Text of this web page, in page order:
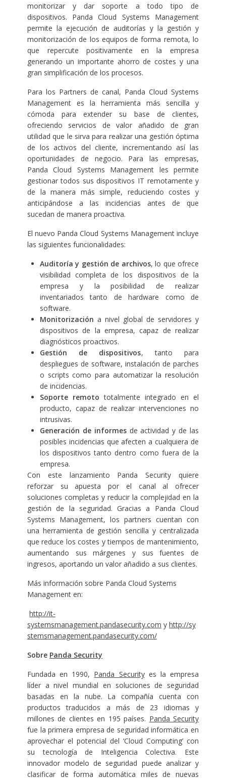
monitorizar y dar soporte a todo tipo de
dispositivos. Panda Cloud Systems Management
permite la ejecución de auditorías y la gestión y
monitorización de los equipos de forma remota, lo
que repercute positivamente en la empresa
generando un importante ahorro de costes y una
gran simplificación de los procesos.
Para los Partners de canal, Panda Cloud Systems
Management es la herramienta más sencilla y
cómoda para extender su base de clientes,
ofreciendo servicios de valor añadido de gran
utilidad que le sirva para realizar una gestión óptima
de los activos del cliente, incrementando así las
oportunidades de negocio. Para las empresas,
Panda Cloud Systems Management les permite
gestionar todos sus dispositivos IT remotamente y
de la manera más simple, reduciendo costes y
anticipándose a las incidencias antes de que
sucedan de manera proactiva.
El nuevo Panda Cloud Systems Management incluye
las siguientes funcionalidades:
Auditoría y gestión de archivos, lo que ofrece
visibilidad completa de los dispositivos de la
empresa y la posibilidad de realizar
inventariados tanto de hardware como de
software.
Monitorización a nivel global de servidores y
dispositivos de la empresa, capaz de realizar
diagnósticos proactivos.
Gestión de dispositivos, tanto para
despliegues de software, instalación de parches
o scripts como para automatizar la resolución
de incidencias.
Soporte remoto totalmente integrado en el
producto, capaz de realizar intervenciones no
intrusivas.
Generación de informesde actividad y de las
posibles incidencias que afecten a cualquiera de
los dispositivos tanto dentro como fuera de la
empresa.
Con este lanzamiento Panda Security quiere
reforzar su apuesta por el canal al ofrecer
soluciones completas y reducir la complejidad en la
gestión de la seguridad. Gracias a Panda Cloud
Systems Management, los partners cuentan con
una herramienta de gestión sencilla y centralizada
que reduce los costes y tiempos de mantenimiento,
aumentando sus márgenes y sus fuentes de
ingresos, aportando un valor añadido a sus clientes.
Más información sobre Panda Cloud Systems
Management en:
http://it-
systemsmanagement.pandasecurity.com y http://sy
stemsmanagement.pandasecurity.com/
Sobre Panda Security
Fundada en 1990, Panda Securityes la empresa
líder a nivel mundial en soluciones de seguridad
basadas en la nube. La compañía cuenta con
productos traducidos a más de 23 idiomas y
millones de clientes en 195 países. Panda Security
fue la primera empresa de seguridad informática en
aprovechar el potencial del ‘Cloud Computing’ con
su tecnología de Inteligencia Colectiva. Este
innovador modelo de seguridad puede analizar y
clasificar de forma automática miles de nuevas